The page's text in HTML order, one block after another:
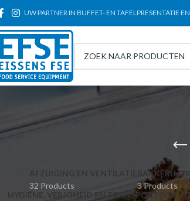
UW PARTNER IN BUFFET- EN TAFELPRESENTATIE
AFZUIGING EN VENTILATIE
32 Products
BAKKERIJ
3 Products
HYGIËNE, VEILIGHEID EN TRANSPORT